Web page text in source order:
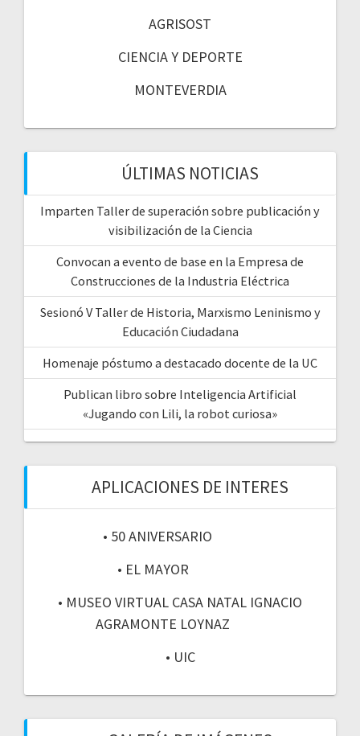
AGRISOST
CIENCIA Y DEPORTE
MONTEVERDIA
ÚLTIMAS NOTICIAS
Imparten Taller de superación sobre publicación y
visibilización de la Ciencia
Convocan a evento de base en la Empresa de
Construcciones de la Industria Eléctrica
Sesionó V Taller de Historia, Marxismo Leninismo y
Educación Ciudadana
Homenaje póstumo a destacado docente de la UC
Publican libro sobre Inteligencia Artificial
«Jugando con Lili, la robot curiosa»
APLICACIONES DE INTERES
• 50 ANIVERSARIO
• EL MAYOR
• MUSEO VIRTUAL CASA NATAL IGNACIO
AGRAMONTE LOYNAZ
• UIC